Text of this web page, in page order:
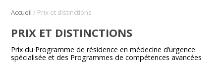
Accueil / Prix et distinctions
PRIX ET DISTINCTIONS
Prix du Programme de résidence en médecine d’urgence
spécialisée et des Programmes de compétences avancées